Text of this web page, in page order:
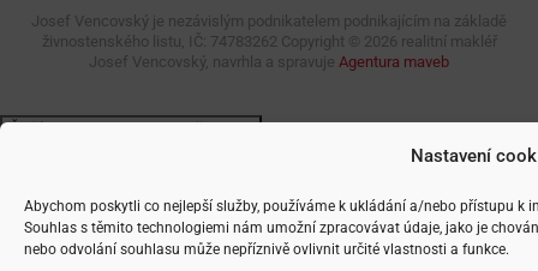
Nastavení
Abychom poskytli co nejlepší služby, používáme k ukládání a/nebo přístupu k
Souhlas s těmito technologiemi nám umožní zpracovávat údaje, jako je
nebo odvolání souhlasu může nepříznivě ovlivnit určité vlastnosti a funkce.
Josef Vencovský je nezávislým podnikatelem podnikajícím na základě
živnostenského listu, IČ: 74783262 Copyright © 2026 realitní makléř
Josef Vencovský, navrhla a spravuje Agentura maveb